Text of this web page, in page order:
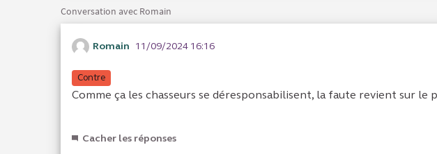
Conversation avec Romain
Romain 11/09/2024 16:16
Contre
Comme ça les chasseurs se déresponsabilisent, la faute revient sur
Cacher les réponses